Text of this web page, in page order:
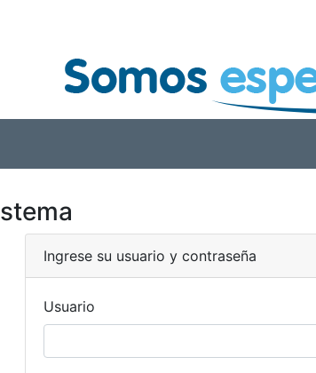
Ingrese su usuario y contraseña
Usuario